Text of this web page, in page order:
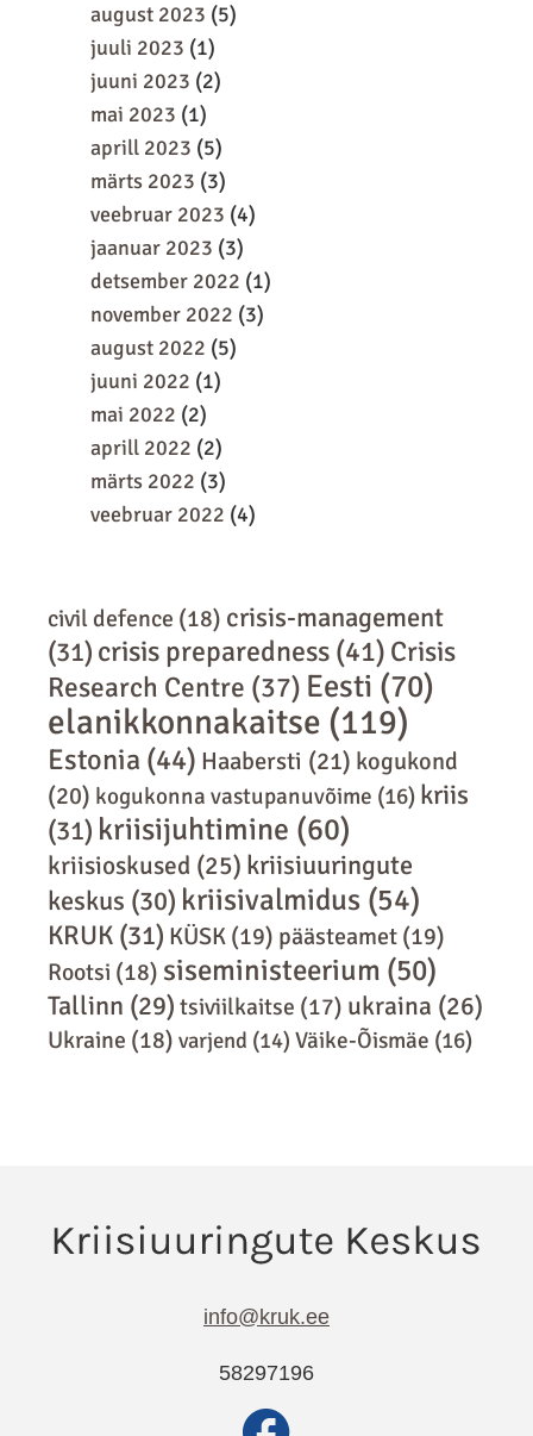
august 2023 (5)
juuli 2023 (1)
juuni 2023 (2)
mai 2023 (1)
aprill 2023 (5)
märts 2023 (3)
veebruar 2023 (4)
jaanuar 2023 (3)
detsember 2022 (1)
november 2022 (3)
august 2022 (5)
juuni 2022 (1)
mai 2022 (2)
aprill 2022 (2)
märts 2022 (3)
veebruar 2022 (4)
civil defence (18) crisis-management
(31) crisis preparedness (41) Crisis
Research Centre (37) Eesti (70)
elanikkonnakaitse (119)
Estonia (44) Haabersti (21) kogukond
(20) kogukonna vastupanuvõime (16) kriis
(31) kriisijuhtimine (60)
kriisioskused (25) kriisiuuringute
keskus (30) kriisivalmidus (54)
KRUK (31) KÜSK (19) päästeamet (19)
Rootsi (18) siseministeerium (50)
Tallinn (29) tsiviilkaitse (17) ukraina (26)
Ukraine (18) varjend (14) Väike-Õismäe (16)
info@kruk.ee
58297196